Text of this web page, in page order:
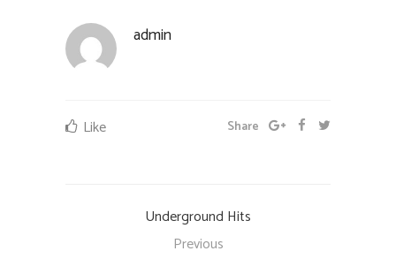
admin
Share
Like
Underground Hits
Previous